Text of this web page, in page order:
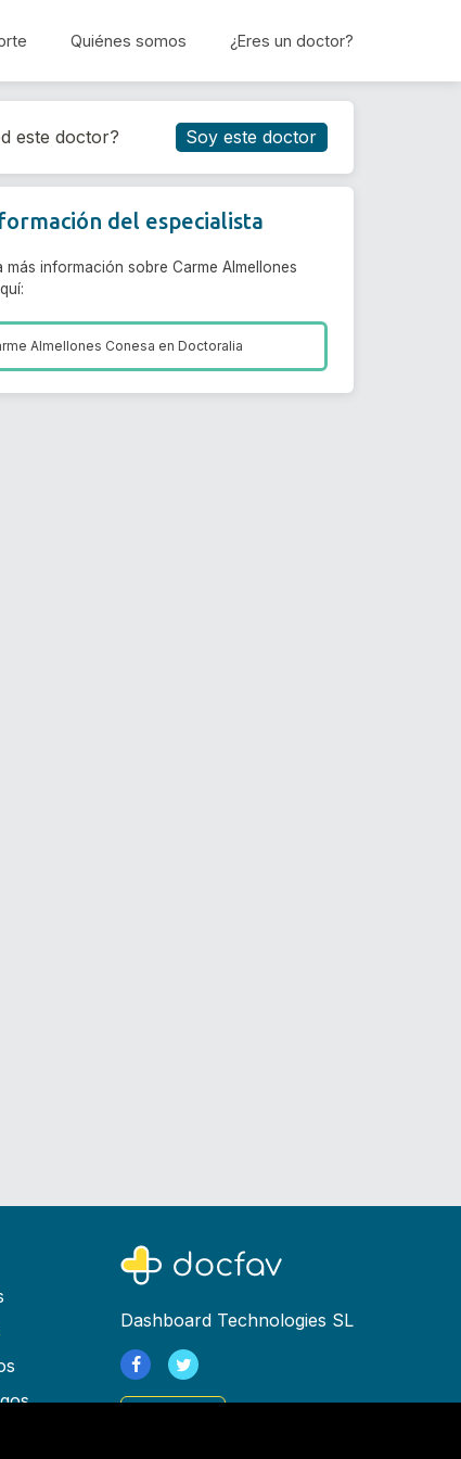
Quiénes somos ¿Eres un doctor?
Reservar cita
este doctor? Soy este doctor
del especialista
más información sobre Carme Almellones
Almellones Conesa enDoctoralia
Dashboard Technologies SL